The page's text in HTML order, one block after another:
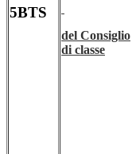
5BTS
del Consiglio
di classe